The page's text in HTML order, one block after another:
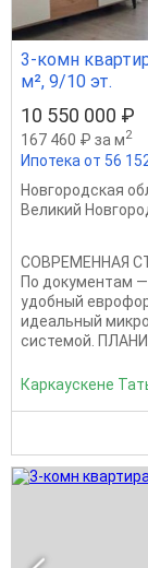
3-комн
м², 9/10 эт.
10 550 000 ₽
167 460 ₽ за м2
Ипотека от 56
Новгородская
Великий
СОВРЕМЕННАЯ
По документам
удобный
идеальный
системой.
Каркаускене